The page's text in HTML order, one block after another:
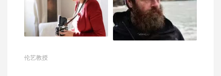
伦艺教授